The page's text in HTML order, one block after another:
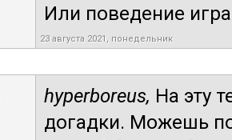
Или поведение
23 августа 2021, понедельник
hyperboreus, На эту
догадки. Можешь